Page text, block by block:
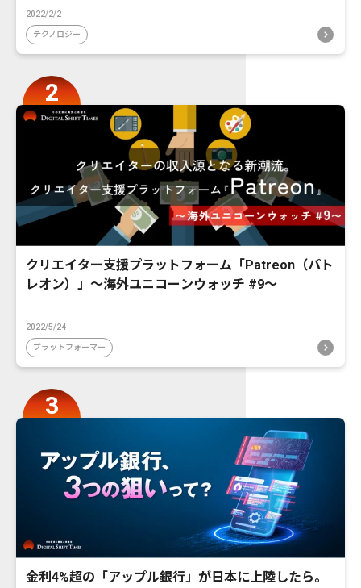
2022/2/2
テクノロジー
クリエイター支援プラットフォーム「Patreon（パト
レオン）」〜海外ユニコーンウォッチ #9〜
2022/5/24
プラットフォーマー
金利4%超の「アップル銀行」が日本に上陸したら。